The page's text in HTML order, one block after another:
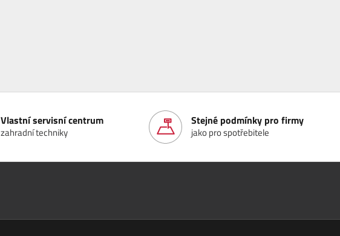
Vlastní servisní centrum
zahradní techniky
Stejné podmínky pro firmy
jako pro spotřebitele